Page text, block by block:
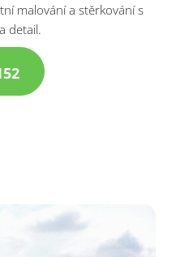
malování a stěrkování s
detail.